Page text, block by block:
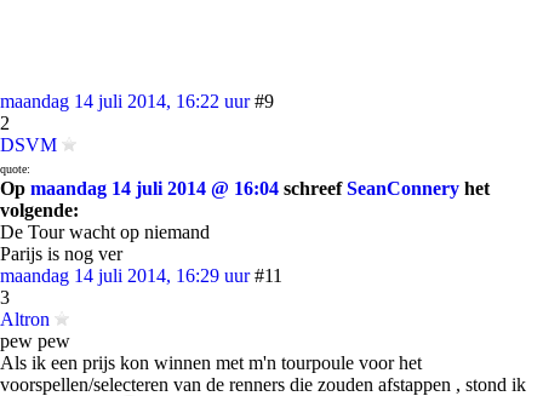
maandag 14 juli 2014, 16:22 uur #9
2
DSVM
quote:
Op maandag 14 juli 2014 @ 16:04 schreefSeanConnery het
volgende:
De Tour wacht op niemand
Parijs is nog ver
maandag 14 juli 2014, 16:29 uur #11
3
Altron
pew pew
Als ik een prijs kon winnen met m'n tourpoule voor het
voorspellen/selecteren van de renners die zouden afstappen , stond ik